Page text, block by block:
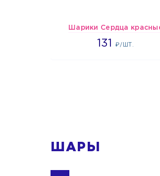
Шарики Сердца
131₽/ШТ.
2660
ШАРЫ